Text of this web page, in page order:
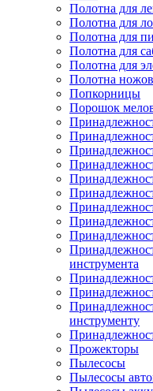
Полотна для
Полотна для
Полотна для
Полотна для
Полотна для
Полотна
Попкорницы
Порошок
инструмента
инструменту
Прожекторы
Пылесосы
Пылесосы